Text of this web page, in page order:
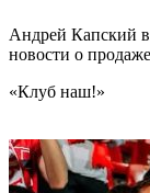
Андрей Капский
новости о
«Клуб наш!»